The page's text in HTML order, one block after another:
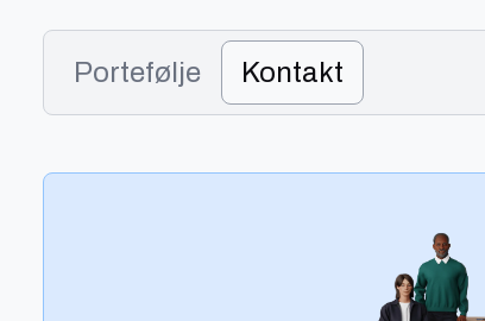
Portefølje Kontakt